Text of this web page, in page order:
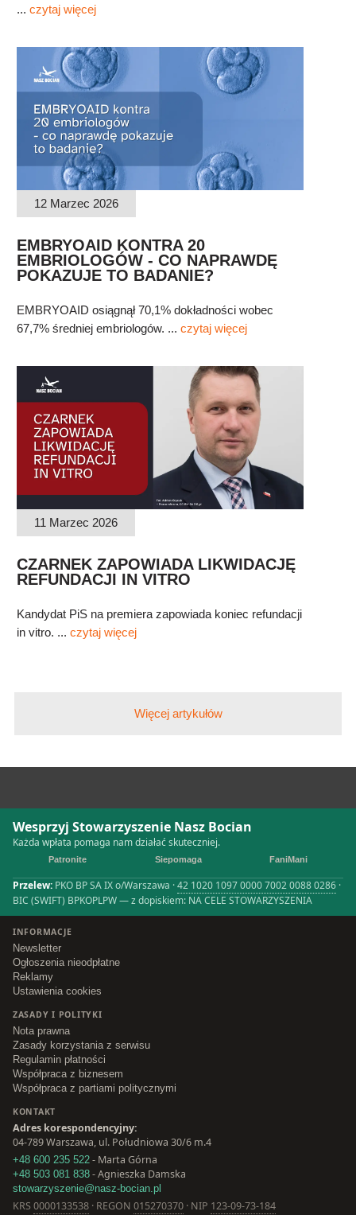
... czytaj więcej
12 Marzec 2026
EMBRYOAID KONTRA 20
EMBRIOLOGÓW - CO NAPRAWDĘ
POKAZUJE TO BADANIE?
EMBRYOAID osiągnął 70,1% dokładności wobec
67,7% średniej embriologów. ... czytaj więcej
11 Marzec 2026
CZARNEK ZAPOWIADA LIKWIDACJĘ
REFUNDACJI IN VITRO
Kandydat PiS na premiera zapowiada koniec refundacji
in vitro. ... czytaj więcej
Więcej artykułów
Wesprzyj Stowarzyszenie Nasz Bocian
Każda wpłata pomaga nam działać skuteczniej.
Patronite Siepomaga FaniMani
Przelew: PKO BP SA IX o/Warszawa ·42 1020 1097 0000 7002 0088 0286 ·
BIC (SWIFT) BPKOPLPW — z dopiskiem: NA CELE STOWARZYSZENIA
INFORMACJE
Newsletter
Ogłoszenia nieodpłatne
Reklamy
Ustawienia cookies
ZASADY I POLITYKI
Nota prawna
Zasady korzystania z serwisu
Regulamin płatności
Współpraca z biznesem
Współpraca z partiami politycznymi
KONTAKT
Adres korespondencyjny:
04-789 Warszawa, ul. Południowa 30/6 m.4
+48 600 235 522 - Marta Górna
+48 503 081 838 - Agnieszka Damska
stowarzyszenie@nasz-bocian.pl
KRS0000133538 · REGON 015270370 · NIP 123-09-73-184